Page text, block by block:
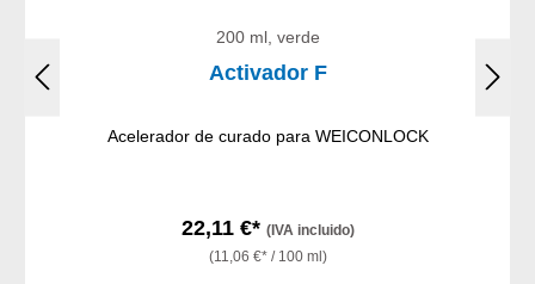
200 ml, verde
Activador F
Acelerador de curado para WEICONLOCK
22,11 €* (IVA incluido)
(11,06 €* / 100 ml)